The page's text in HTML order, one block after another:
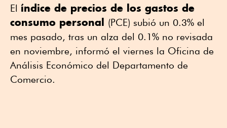
El índice de precios de los gastos de
consumo personal (PCE) subió un 0.3% el
mes pasado, tras un alza del 0.1% no revisada
en noviembre, informó el viernes la Oficina de
Análisis Económico del Departamento de
Comercio.